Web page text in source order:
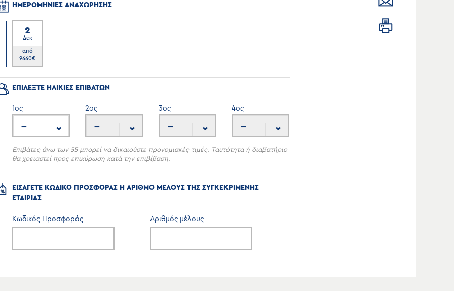
ΗΜΕΡΟΜΗΝΙΕΣ ΑΝΑΧΩΡΗΣΗΣ
2
Δεκ
από
9660€
ΕΠΙΛΕΞΤΕ ΗΛΙΚΙΕΣ ΕΠΙΒΑΤΩΝ
1ος
---
2ος
---
3ος
---
4ος
---
Επιβάτες άνω των 55 μπορεί να δικαιούστε προνομιακές τιμές. Ταυτότητα ή διαβατήριο
θα χρειαστεί προς επικύρωση κατά την επιβίβαση.
ΕΙΣΑΓΕΤΕ ΚΩΔΙΚΟ ΠΡΟΣΦΟΡΑΣ Η ΑΡΙΘΜΟ ΜΕΛΟΥΣ ΤΗΣ ΣΥΓΚΕΚΡΙΜΕΝΗΣ
ΕΤΑΙΡΙΑΣ
Κωδικός Προσφοράς Αριθμός μέλους